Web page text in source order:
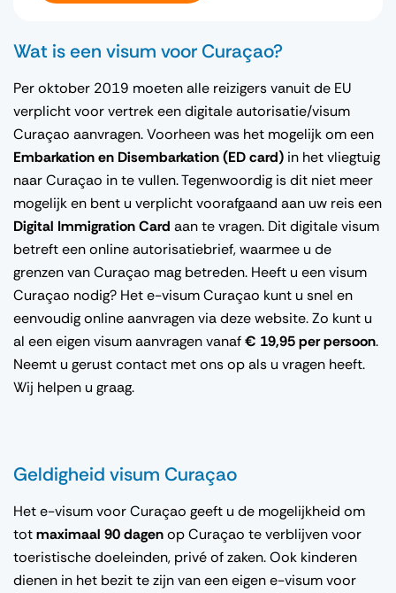
Wat is een visum voor Curaçao?
Per oktober 2019 moeten alle reizigers vanuit de EU
verplicht voor vertrek een digitale autorisatie/visum
Curaçao aanvragen. Voorheen was het mogelijk om een
Embarkation en Disembarkation (ED card) in het vliegtuig
naar Curaçao in te vullen. Tegenwoordig is dit niet meer
mogelijk en bent u verplicht voorafgaand aan uw reis een
Digital Immigration Card aan te vragen. Dit digitale visum
betreft een online autorisatiebrief, waarmee u de
grenzen van Curaçao mag betreden. Heeft u een visum
Curaçao nodig? Het e-visum Curaçao kunt u snel en
eenvoudig online aanvragen via deze website. Zo kunt u
al een eigen visum aanvragen vanaf€ 19,95 per persoon.
Neemt u gerust contact met ons op als u vragen heeft.
Wij helpen u graag.
Geldigheid visum Curaçao
Het e-visum voor Curaçao geeft u de mogelijkheid om
totmaximaal 90 dagenop Curaçao te verblijven voor
toeristische doeleinden, privé of zaken. Ook kinderen
dienen in het bezit te zijn van een eigen e-visum voor